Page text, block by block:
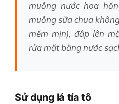
muỗng nước hoa
muỗng sữa chua
mềm mịn), đắp lên
rửa mặt bằng nước
Sử dụng lá tía tô